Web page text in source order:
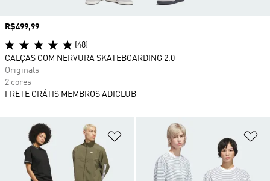
Adicionar à Lista de Desejos
Preço
R$499,99
(48)
CALÇAS COM NERVURA SKATEBOARDING 2.0
Originals
2 cores
FRETE GRÁTIS MEMBROS ADICLUB